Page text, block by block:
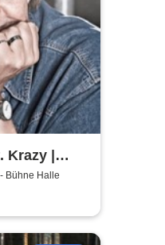
Krazy |
Bühne Halle